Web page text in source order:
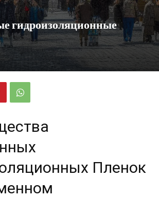
гидроизоляционные
Пленок